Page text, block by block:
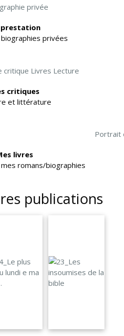
prestation
privées
critiques
et littérature
livres
romans/biographies
publications